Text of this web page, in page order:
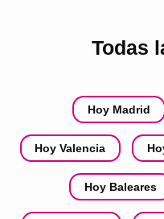
Todas
Hoy Madrid
Hoy Valencia
Hoy Baleares